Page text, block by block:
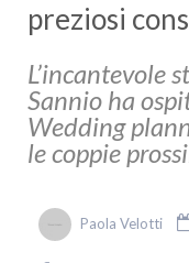
preziosi
L’incantevole
Sannio ha
Wedding
le coppie
Paola Velotti